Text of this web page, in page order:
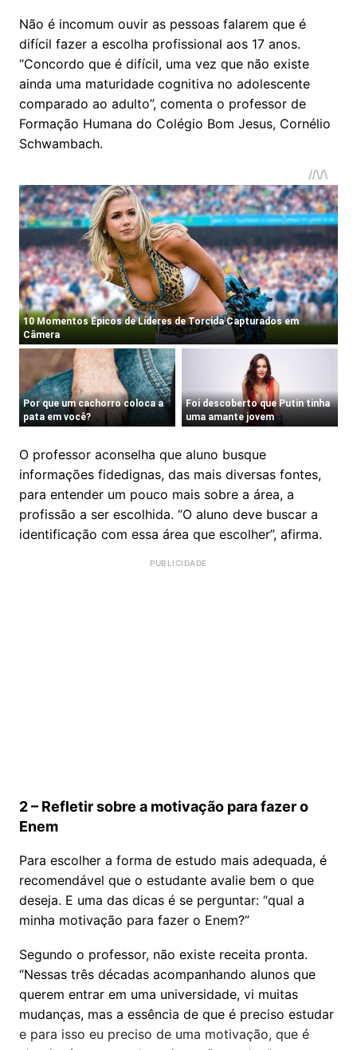
Não é incomum ouvir as pessoas falarem que é
difícil fazer a escolha profissional aos 17 anos.
“Concordo que é difícil, uma vez que não existe
ainda uma maturidade cognitiva no adolescente
comparado ao adulto”, comenta o professor de
Formação Humana do Colégio Bom Jesus, Cornélio
Schwambach.
O professor aconselha que aluno busque
informações fidedignas, das mais diversas fontes,
para entender um pouco mais sobre a área, a
profissão a ser escolhida. “O aluno deve buscar a
identificação com essa área que escolher”, afirma.
2 – Refletir sobre a motivação para fazer o
Enem
Para escolher a forma de estudo mais adequada, é
recomendável que o estudante avalie bem o que
deseja. E uma das dicas é se perguntar: “qual a
minha motivação para fazer o Enem?”
Segundo o professor, não existe receita pronta.
“Nessas três décadas acompanhando alunos que
querem entrar em uma universidade, vi muitas
mudanças, mas a essência de que é preciso estudar
e para isso eu preciso de uma motivação, que é